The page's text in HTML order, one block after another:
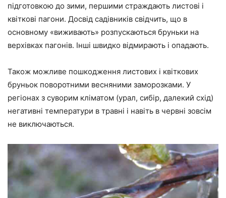
підготовкою до зими, першими страждають листові і
квіткові пагони. Досвід садівників свідчить, що в
основному «виживають» розпускаються бруньки на
верхівках пагонів. Інші швидко відмирають і опадають.
Також можливе пошкодження листових і квіткових
бруньок поворотними весняними заморозками. У
регіонах з суворим кліматом (урал, сибір, далекий схід)
негативні температури в травні і навіть в червні зовсім
не виключаються.